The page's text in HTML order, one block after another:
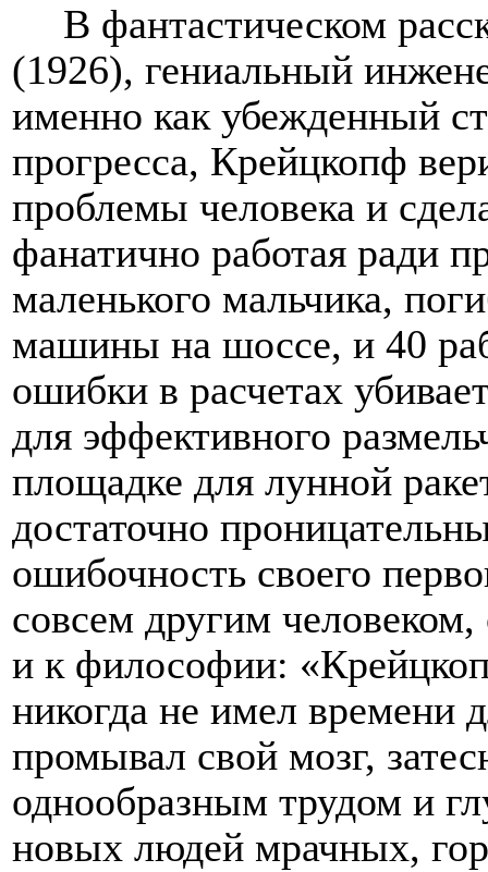
В фантастическом
(1926), гениальный
именно как убежденный
прогресса, Крейцкопф
проблемы человека и
фанатично работая ради
маленького мальчика,
машины на шоссе, и 40
ошибки в расчетах
для эффективного
площадке для лунной
достаточно
ошибочность своего
совсем другим
и к философии:
никогда не имел времени
промывал свой мозг,
однообразным трудом и
новых людей мрачных,